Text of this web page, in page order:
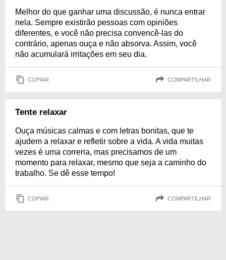
Melhor do que ganhar uma discussão, é nunca entrar
nela. Sempre existirão pessoas com opiniões
diferentes, e você não precisa convencê-las do
contrário, apenas ouça e não absorva. Assim, você
não acumulará irritações em seu dia.
COPIAR COMPARTILHAR
Tente relaxar
Ouça músicas calmas e com letras bonitas, que te
ajudem a relaxar e refletir sobre a vida. A vida muitas
vezes é uma correria, mas precisamos de um
momento para relaxar, mesmo que seja a caminho do
trabalho. Se dê esse tempo!
COPIAR COMPARTILHAR